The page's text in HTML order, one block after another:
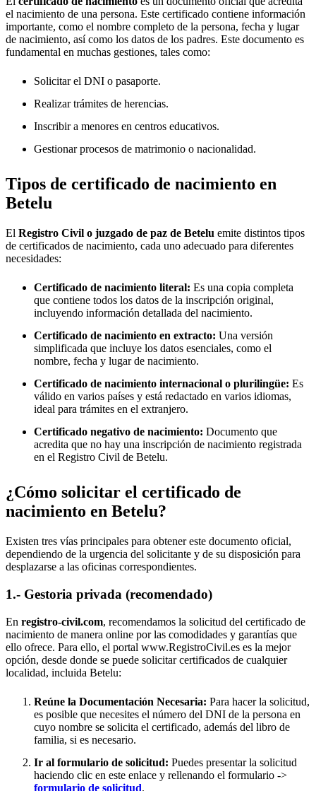
el nacimiento de una persona. Este certificado contiene información
importante, como el nombre completo de la persona, fecha y lugar
de nacimiento, así como los datos de los padres. Este documento es
fundamental en muchas gestiones, tales como:
Solicitar el DNI o pasaporte.
Realizar trámites de herencias.
Inscribir a menores en centros educativos.
Gestionar procesos de matrimonio o nacionalidad.
Tipos de certificado de nacimiento en
Betelu
El Registro Civil o juzgado de paz de Betelu emite distintos tipos
de certificados de nacimiento, cada uno adecuado para diferentes
necesidades:
Certificado de nacimiento literal: Es una copia completa
que contiene todos los datos de la inscripción original,
incluyendo información detallada del nacimiento.
Certificado de nacimiento en extracto: Una versión
simplificada que incluye los datos esenciales, como el
nombre, fecha y lugar de nacimiento.
Certificado de nacimiento internacional o plurilingüe: Es
válido en varios países y está redactado en varios idiomas,
ideal para trámites en el extranjero.
Certificado negativo de nacimiento: Documento que
acredita que no hay una inscripción de nacimiento registrada
en el Registro Civil de Betelu.
¿Cómo solicitar el certificado de
nacimiento en Betelu?
Existen tres vías principales para obtener este documento oficial,
dependiendo de la urgencia del solicitante y de su disposición para
desplazarse a las oficinas correspondientes.
1.- Gestoria privada (recomendado)
En registro-civil.com, recomendamos la solicitud del certificado de
nacimiento de manera online por las comodidades y garantías que
ello ofrece. Para ello, el portal www.RegistroCivil.es es la mejor
opción, desde donde se puede solicitar certificados de cualquier
localidad, incluida Betelu:
Reúne la Documentación Necesaria: Para hacer la solicitud,
es posible que necesites el número del DNI de la persona en
cuyo nombre se solicita el certificado, además del libro de
familia, si es necesario.
Ir al formulario de solicitud: Puedes presentar la solicitud
haciendo clic en este enlace y rellenando el formulario ->
formulario de solicitud.